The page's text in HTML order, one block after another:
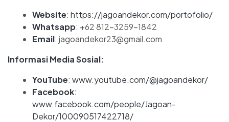
Website: https://jagoandekor.com/portofolio/
Whatsapp: +62 812-3259-1842
Email: jagoandekor23@gmail.com
Informasi Media Sosial:
YouTube: www.youtube.com/@jagoandekor/
Facebook:
www.facebook.com/people/Jagoan-
Dekor/100090517422718/